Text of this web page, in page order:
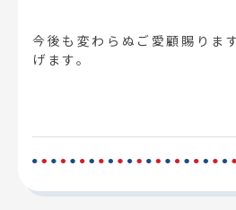
今後も変わらぬご愛顧賜りま
げます。